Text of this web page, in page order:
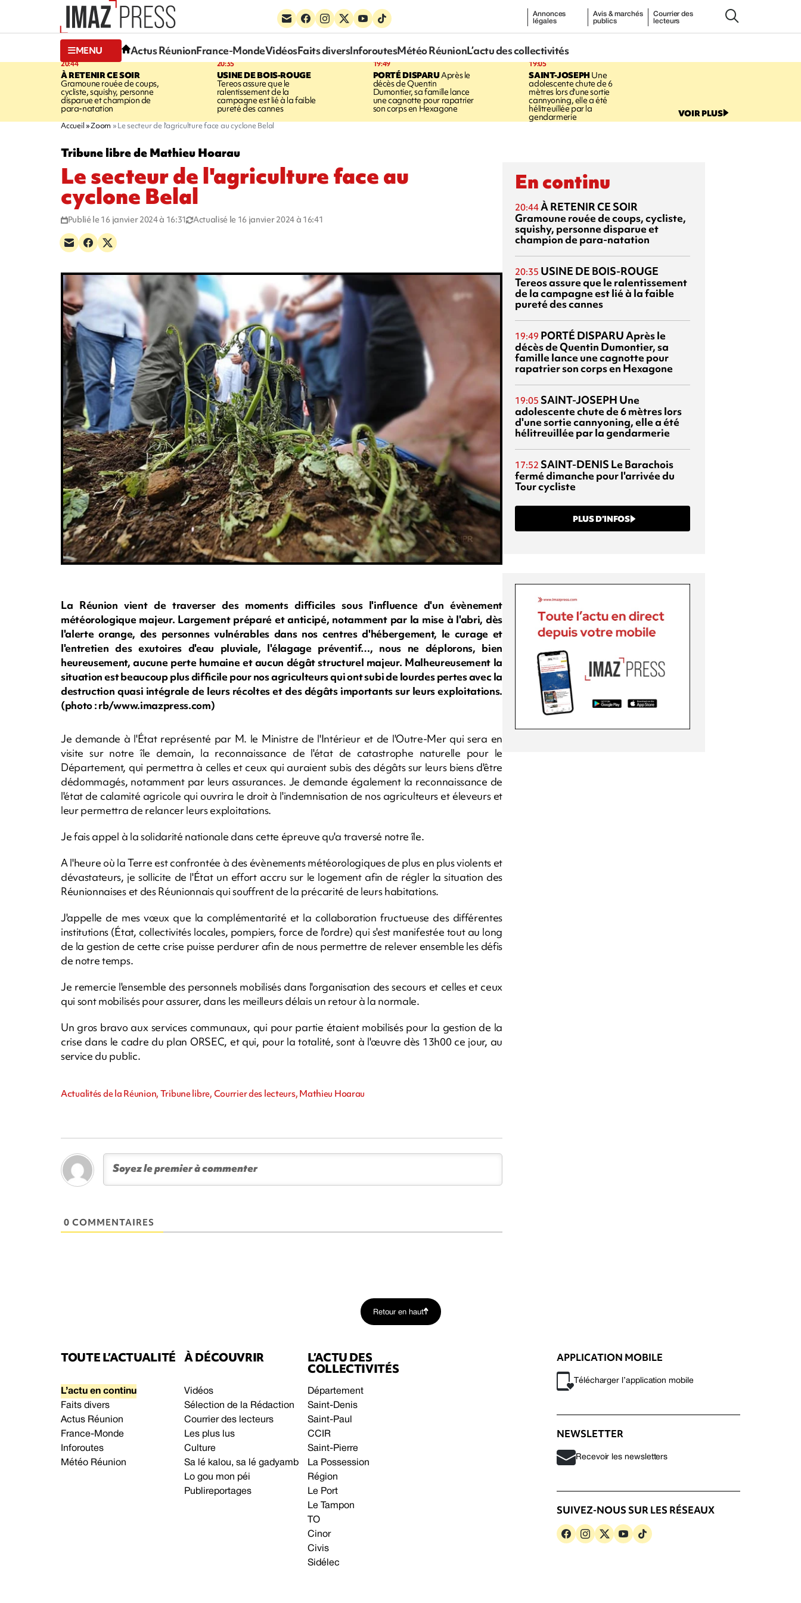
Annonces
légales
Avis & marchés
publics
Courrier des
lecteurs
MENU Actus RéunionFrance-MondeVidéosFaits diversInforoutesMétéo RéunionL’actu des collectivités
20:44
À RETENIR CE SOIR
Gramoune rouée de coups,
cycliste, squishy, personne
disparue et champion de
para-natation
20:35
USINE DE BOIS-ROUGE
Tereos assure que le
ralentissement de la
campagne est lié à la faible
pureté des cannes
19:49
PORTÉ DISPARUAprès le
décès de Quentin
Dumontier, sa famille lance
une cagnotte pour rapatrier
son corps en Hexagone
19:05
SAINT-JOSEPHUne
adolescente chute de 6
mètres lors d'une sortie
cannyoning, elle a été
hélitreuillée par la
gendarmerie VOIR PLUS
Accueil Zoom Le secteur de l'agriculture face au cyclone Belal
Tribune libre de Mathieu Hoarau
Le secteur de l'agriculture face au
cyclone Belal
Publié le 16 janvier 2024 à 16:31 Actualisé le 16 janvier 2024 à 16:41
La Réunion vient de traverser des moments difficiles sous l'influence d'un évènement
météorologique majeur. Largement préparé et anticipé, notamment par la mise à l'abri, dès
l'alerte orange, des personnes vulnérables dans nos centres d'hébergement, le curage et
l'entretien des exutoires d'eau pluviale, l'élagage préventif…, nous ne déplorons, bien
heureusement, aucune perte humaine et aucun dégât structurel majeur. Malheureusement la
situation est beaucoup plus difficile pour nos agriculteurs qui ont subi de lourdes pertes avec la
destruction quasi intégrale de leurs récoltes et des dégâts importants sur leurs exploitations.
(photo : rb/www.imazpress.com)
Je demande à l'État représenté par M. le Ministre de l'Intérieur et de l'Outre-Mer qui sera en
visite sur notre île demain, la reconnaissance de l'état de catastrophe naturelle pour le
Département, qui permettra à celles et ceux qui auraient subis des dégâts sur leurs biens d'être
dédommagés, notamment par leurs assurances. Je demande également la reconnaissance de
l'état de calamité agricole qui ouvrira le droit à l'indemnisation de nos agriculteurs et éleveurs et
leur permettra de relancer leurs exploitations.
Je fais appel à la solidarité nationale dans cette épreuve qu'a traversé notre île.
A l'heure où la Terre est confrontée à des évènements météorologiques de plus en plus violents et
dévastateurs, je sollicite de l'État un effort accru sur le logement afin de régler la situation des
Réunionnaises et des Réunionnais qui souffrent de la précarité de leurs habitations.
J'appelle de mes vœux que la complémentarité et la collaboration fructueuse des différentes
institutions (État, collectivités locales, pompiers, force de l'ordre) qui s'est manifestée tout au long
de la gestion de cette crise puisse perdurer afin de nous permettre de relever ensemble les défis
de notre temps.
Je remercie l'ensemble des personnels mobilisés dans l'organisation des secours et celles et ceux
qui sont mobilisés pour assurer, dans les meilleurs délais un retour à la normale.
Un gros bravo aux services communaux, qui pour partie étaient mobilisés pour la gestion de la
crise dans le cadre du plan ORSEC, et qui, pour la totalité, sont à l'œuvre dès 13h00 ce jour, au
service du public.
Actualités de la Réunion, Tribune libre, Courrier des lecteurs, Mathieu Hoarau
0 COMMENTAIRES
En continu
20:44À RETENIR CE SOIR
Gramoune rouée de coups, cycliste,
squishy, personne disparue et
champion de para-natation
20:35 USINE DE BOIS-ROUGE
Tereos assure que le ralentissement
de la campagne est lié à la faible
pureté des cannes
19:49 PORTÉ DISPARUAprès le
décès de Quentin Dumontier, sa
famille lance une cagnotte pour
rapatrier son corps en Hexagone
19:05 SAINT-JOSEPH Une
adolescente chute de 6 mètres lors
d'une sortie cannyoning, elle a été
hélitreuillée par la gendarmerie
17:52 SAINT-DENIS Le Barachois
fermé dimanche pour l'arrivée du
Tour cycliste
PLUS D’INFOS
Retour en haut
TOUTE L’ACTUALITÉ
L’actu en continu
Faits divers
Actus Réunion
France-Monde
Inforoutes
Météo Réunion
À DÉCOUVRIR
Vidéos
Sélection de la Rédaction
Courrier des lecteurs
Les plus lus
Culture
Sa lé kalou, sa lé gadyamb
Lo gou mon péi
Publireportages
L’ACTU DES
COLLECTIVITÉS
Département
Saint-Denis
Saint-Paul
CCIR
Saint-Pierre
La Possession
Région
Le Port
Le Tampon
TO
Cinor
Civis
Sidélec
APPLICATION MOBILE
Télécharger l’application mobile
NEWSLETTER
Recevoir les newsletters
SUIVEZ-NOUS SUR LES RÉSEAUX